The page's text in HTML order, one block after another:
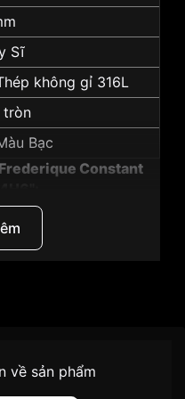
Sĩ
không gỉ 316L
tròn
Bạc
Constant
tiện lợi –
về sản phẩm